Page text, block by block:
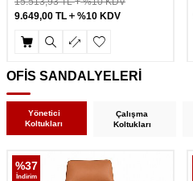
9.649,00 TL %10 KDV
OFİS SANDALYELERİ
Yönetici
Koltukları
Çalışma
Koltukları
%37
İndirim